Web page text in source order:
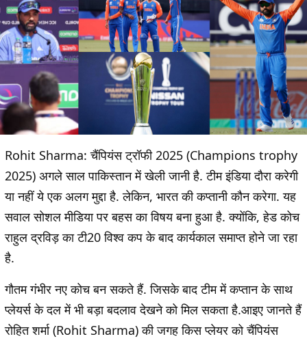
Rohit Sharma: चैंपियंस ट्रॉफी 2025 (Champions trophy
2025) अगले साल पाकिस्तान में खेली जानी है. टीम इंडिया दौरा करेगी
या नहीं ये एक अलग मुद्दा है. लेकिन, भारत की कप्तानी कौन करेगा. यह
सवाल सोशल मीडिया पर बहस का विषय बना हुआ है. क्योंकि, हेड कोच
राहुल द्रविड़ का टी20 विश्व कप के बाद कार्यकाल समाप्त होने जा रहा
है.
गौतम गंभीर नए कोच बन सकते हैं. जिसके बाद टीम में कप्तान के साथ
प्लेयर्स के दल में भी बड़ा बदलाव देखने को मिल सकता है.आइए जानते हैं
रोहित शर्मा (Rohit Sharma) की जगह किस प्लेयर को चैंपियंस